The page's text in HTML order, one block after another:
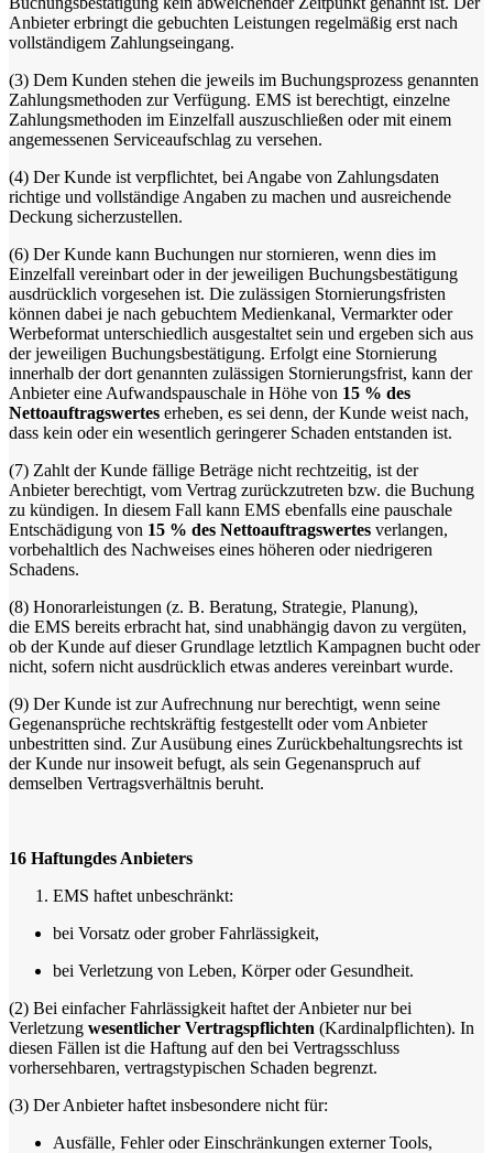
Anbieter erbringt die gebuchten Leistungen regelmäßig erst nach
vollständigem Zahlungseingang.
(3) Dem Kunden stehen die jeweils im Buchungsprozess genannten
Zahlungsmethoden zur Verfügung. EMS ist berechtigt, einzelne
Zahlungsmethoden im Einzelfall auszuschließen oder mit einem
angemessenen Serviceaufschlag zu versehen.
(4) Der Kunde ist verpflichtet, bei Angabe von Zahlungsdaten
richtige und vollständige Angaben zu machen und ausreichende
Deckung sicherzustellen.
(6) Der Kunde kann Buchungen nur stornieren, wenn dies im
Einzelfall vereinbart oder in der jeweiligen Buchungsbestätigung
ausdrücklich vorgesehen ist. Die zulässigen Stornierungsfristen
können dabei je nach gebuchtem Medienkanal, Vermarkter oder
Werbeformat unterschiedlich ausgestaltet sein und ergeben sich aus
der jeweiligen Buchungsbestätigung. Erfolgt eine Stornierung
innerhalb der dort genannten zulässigen Stornierungsfrist, kann der
Anbieter eine Aufwandspauschale in Höhe von 15 % des
Nettoauftragswertes erheben, es sei denn, der Kunde weist nach,
dass kein oder ein wesentlich geringerer Schaden entstanden ist.
(7) Zahlt der Kunde fällige Beträge nicht rechtzeitig, ist der
Anbieter berechtigt, vom Vertrag zurückzutreten bzw. die Buchung
zu kündigen. In diesem Fall kann EMS ebenfalls eine pauschale
Entschädigung von 15 % des Nettoauftragswertes verlangen,
vorbehaltlich des Nachweises eines höheren oder niedrigeren
Schadens.
(8) Honorarleistungen (z. B. Beratung, Strategie, Planung),
die EMS bereits erbracht hat, sind unabhängig davon zu vergüten,
ob der Kunde auf dieser Grundlage letztlich Kampagnen bucht oder
nicht, sofern nicht ausdrücklich etwas anderes vereinbart wurde.
(9) Der Kunde ist zur Aufrechnung nur berechtigt, wenn seine
Gegenansprüche rechtskräftig festgestellt oder vom Anbieter
unbestritten sind. Zur Ausübung eines Zurückbehaltungsrechts ist
der Kunde nur insoweit befugt, als sein Gegenanspruch auf
demselben Vertragsverhältnis beruht.
16 Haftungdes Anbieters
EMS haftet unbeschränkt:
bei Vorsatz oder grober Fahrlässigkeit,
bei Verletzung von Leben, Körper oder Gesundheit.
(2) Bei einfacher Fahrlässigkeit haftet der Anbieter nur bei
Verletzung wesentlicher Vertragspflichten (Kardinalpflichten). In
diesen Fällen ist die Haftung auf den bei Vertragsschluss
vorhersehbaren, vertragstypischen Schaden begrenzt.
(3) Der Anbieter haftet insbesondere nicht für:
Ausfälle, Fehler oder Einschränkungen externer Tools,